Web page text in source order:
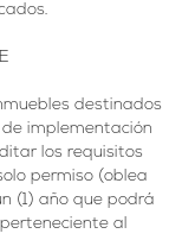
destinados
implementación
los requisitos
permiso (oblea
(1) año que podrá
al